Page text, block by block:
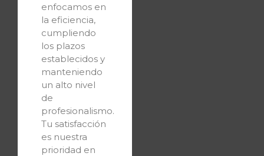
enfocamos en
la eficiencia,
cumpliendo
los plazos
establecidos y
manteniendo
un alto nivel
de
profesionalismo.
Tu satisfacción
es nuestra
prioridad en